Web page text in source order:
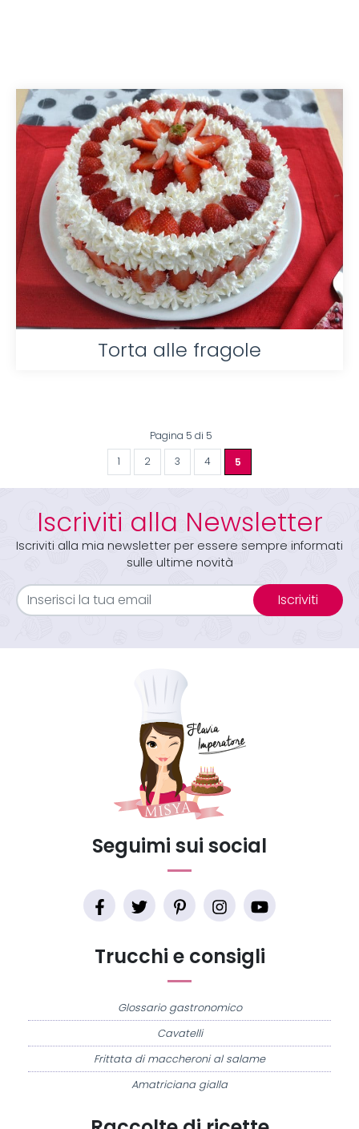
Torta alle fragole
Pagina 5 di 5
1 2 3 4 5
Iscriviti alla Newsletter
Iscriviti alla mia newsletter per essere sempre informati
sulle ultime novità
Iscriviti
Trucchi e consigli
Glossario gastronomico
Cavatelli
Frittata di maccheroni al salame
Amatriciana gialla
Seguimi sui social